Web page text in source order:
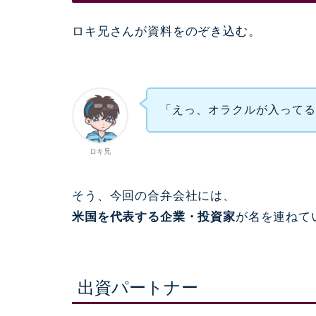
ロキ兄さんが資料をのぞき込む。
ロキ兄
「えっ、オラクルが入ってる
そう、今回の合弁会社には、
米国を代表する企業・投資家が名を連ねて
出資パートナー